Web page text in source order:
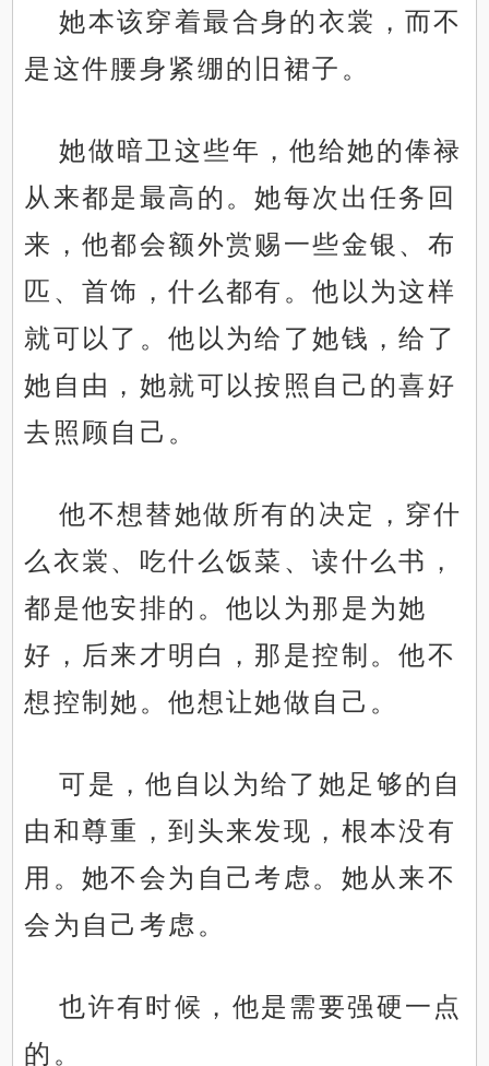
她本该穿着最合身的衣裳，而不
是这件腰身紧绷的旧裙子。
她做暗卫这些年，他给她的俸禄
从来都是最高的。她每次出任务回
来，他都会额外赏赐一些金银、布
匹、首饰，什么都有。他以为这样
就可以了。他以为给了她钱，给了
她自由，她就可以按照自己的喜好
去照顾自己。
他不想替她做所有的决定，穿什
么衣裳、吃什么饭菜、读什么书，
都是他安排的。他以为那是为她
好，后来才明白，那是控制。他不
想控制她。他想让她做自己。
可是，他自以为给了她足够的自
由和尊重，到头来发现，根本没有
用。她不会为自己考虑。她从来不
会为自己考虑。
也许有时候，他是需要强硬一点
的。